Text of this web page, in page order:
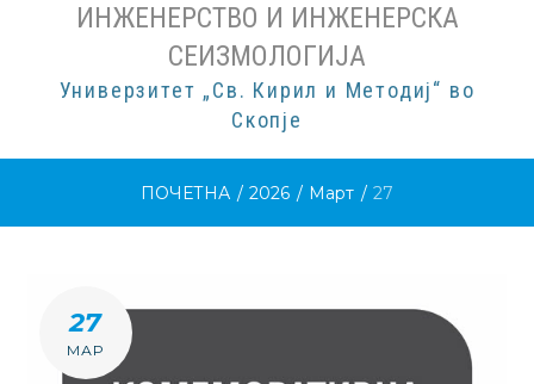
ИНЖЕНЕРСТВО И ИНЖЕНЕРСКА
СЕИЗМОЛОГИЈА
Универзитет „Св. Кирил и Методиј“ во
Скопје
ПОЧЕТНА / 2026 / Март / 27
ДЕН:
Д.М.Г
27
МАР